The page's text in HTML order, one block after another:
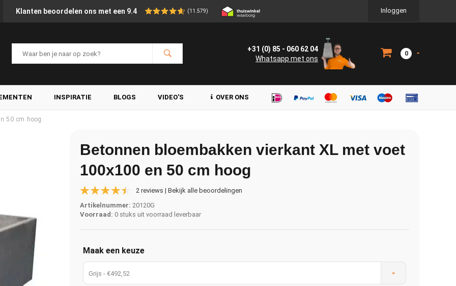
Klanten beoordelen ons met een 9.4 (11.579) Inloggen
+31 (0) 85 - 060 62 04
Whatsapp met ons
0
INSPIRATIE BLOGS VIDEO'S OVER ONS
50 cm hoog
Betonnen bloembakken vierkant XL met voet
100x100 en 50 cm hoog
2 reviews | Bekijk alle beoordelingen
Artikelnummer: 20120G
Voorraad: 0 stuks uit voorraad leverbaar
Maak een keuze
Grijs - €492,52